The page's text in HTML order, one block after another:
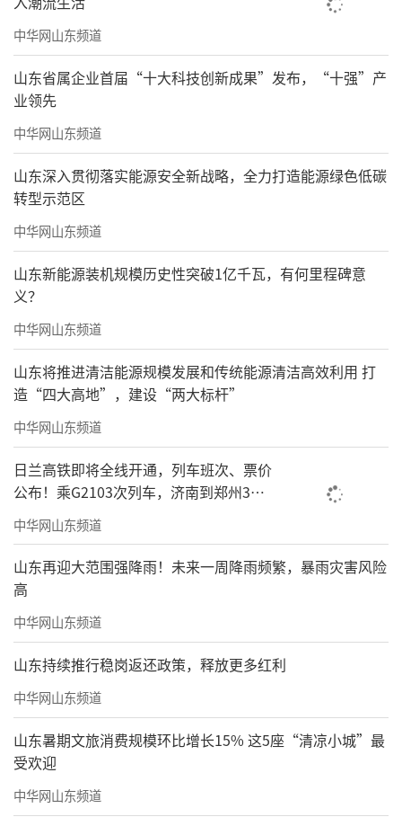
中华网山东频道
山东省属企业首届“十大科技创新成果”发布，“十强”产
业领先
中华网山东频道
山东深入贯彻落实能源安全新战略，全力打造能源绿色低碳
转型示范区
中华网山东频道
山东新能源装机规模历史性突破1亿千瓦，有何里程碑意
义？
中华网山东频道
山东将推进清洁能源规模发展和传统能源清洁高效利用 打
造“四大高地”，建设“两大标杆”
中华网山东频道
日兰高铁即将全线开通，列车班次、票价
公布！乘G2103次列车，济南到郑州3小
时到达
中华网山东频道
山东再迎大范围强降雨！未来一周降雨频繁，暴雨灾害风险
高
中华网山东频道
山东持续推行稳岗返还政策，释放更多红利
中华网山东频道
山东暑期文旅消费规模环比增长15% 这5座“清凉小城”最
受欢迎
中华网山东频道